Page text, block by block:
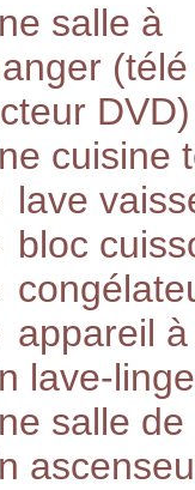
salle à
DVD)
cuisine
lave
bloc
appareil
lave-
salle de